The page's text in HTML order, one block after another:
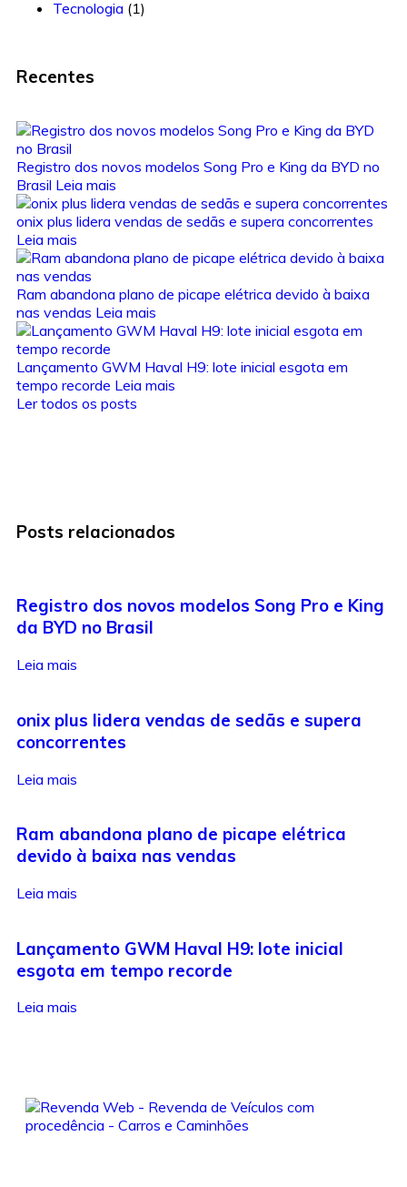
Tecnologia (1)
Recentes
Registro dos novos modelos Song Pro e King da BYD no
Brasil Leia mais
onix plus lidera vendas de sedãs e supera concorrentes
Leia mais
Ram abandona plano de picape elétrica devido à baixa
nas vendas Leia mais
Lançamento GWM Haval H9: lote inicial esgota em
tempo recorde Leia mais
Ler todos os posts
Posts relacionados
Registro dos novos modelos Song Pro e King
da BYD no Brasil
Leia mais
onix plus lidera vendas de sedãs e supera
concorrentes
Leia mais
Ram abandona plano de picape elétrica
devido à baixa nas vendas
Leia mais
Lançamento GWM Haval H9: lote inicial
esgota em tempo recorde
Leia mais